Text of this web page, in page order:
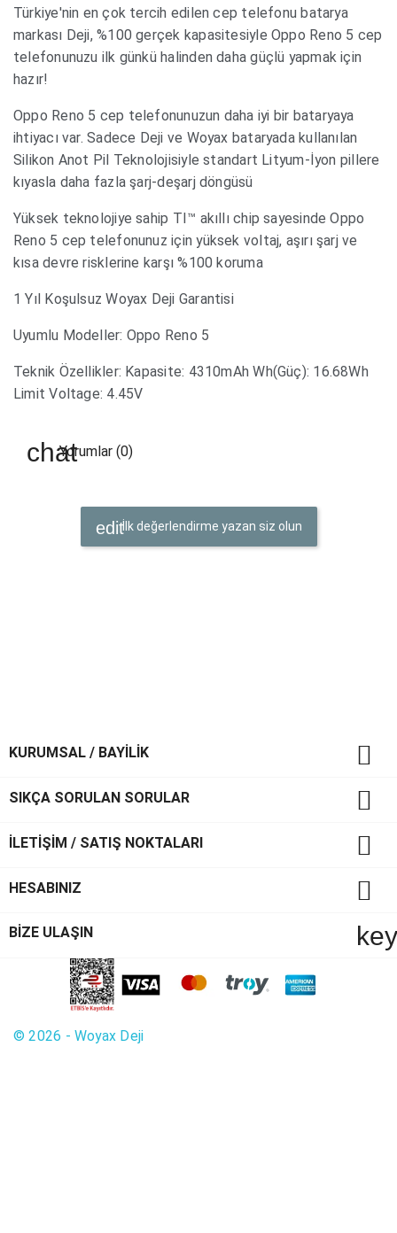
Türkiye'nin en çok tercih edilen cep telefonu batarya
markası Deji, %100 gerçek kapasitesiyle Oppo Reno 5 cep
telefonunuzu ilk günkü halinden daha güçlü yapmak için
hazır!
Oppo Reno 5 cep telefonunuzun daha iyi bir bataryaya
ihtiyacı var. Sadece Deji ve Woyax bataryada kullanılan
Silikon Anot Pil Teknolojisiyle standart Lityum-İyon pillere
kıyasla daha fazla şarj-deşarj döngüsü
Yüksek teknolojiye sahip TI™ akıllı chip sayesinde Oppo
Reno 5 cep telefonunuz için yüksek voltaj, aşırı şarj ve
kısa devre risklerine karşı %100 koruma
1 Yıl Koşulsuz Woyax Deji Garantisi
Uyumlu Modeller: Oppo Reno 5
Teknik Özellikler: Kapasite: 4310mAh Wh(Güç): 16.68Wh
Limit Voltage: 4.45V
Yorumlar (0)
İlk değerlendirme yazan siz olun
KURUMSAL / BAYİLİK 
SIKÇA SORULAN SORULAR 
İLETİŞİM / SATIŞ NOKTALARI 
HESABINIZ 
BİZE ULAŞIN
© 2026 - Woyax Deji